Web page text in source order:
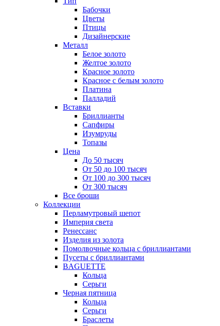
Бабочки
Цветы
Птицы
Дизайнерские
Металл
Белое золото
Желтое золото
Красное золото
Красное с белым золото
Платина
Палладий
Вставки
Бриллианты
Сапфиры
Изумруды
Топазы
Цена
До 50 тысяч
От 50 до 100 тысяч
От 100 до 300 тысяч
От 300 тысяч
Все броши
Коллекции
Перламутровый шепот
Империя света
Ренессанс
Изделия из золота
Помолвочные кольца с бриллиантами
Пусеты с бриллиантами
BAGUETTE
Кольца
Серьги
Черная пятница
Кольца
Серьги
Браслеты